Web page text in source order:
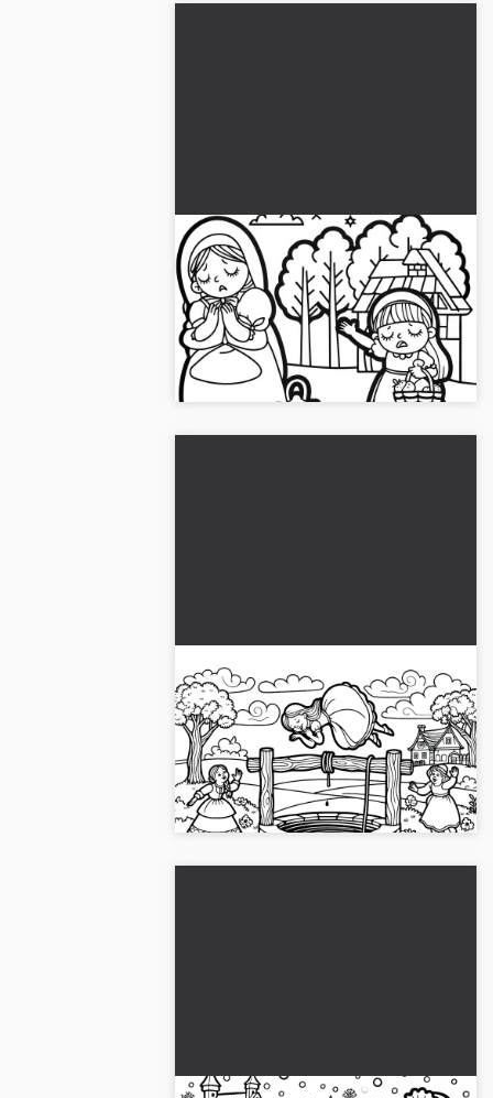
Lui dochter weigert Frau
Holle het werk - Kleurplaat
om te downloaden
Vaak is de luie dochter in het sprookje
van Frau Holle. Download nu gratis de
creatieve kleurplaat!...
Luil dochter springt in de put
- Kleurplaat Vrouw Holle
gratis
Erleef de luie dochter uit Vrouw Holle
in een mooie kleurplaat. Download de
afbeelding nu gratis en kleur online!...